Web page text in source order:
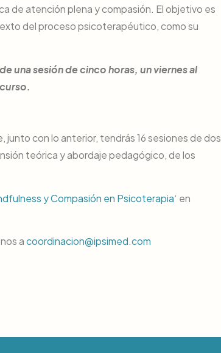
de atención plena y compasión. El objetivo es
del proceso psicoterapéutico, como su
una sesión de cinco horas, un viernes al
con lo anterior, tendrás 16 sesiones de dos
teórica y abordaje pedagógico, de los
y Compasión en Psicoterapia‘ en
acoordinacion@ipsimed.com